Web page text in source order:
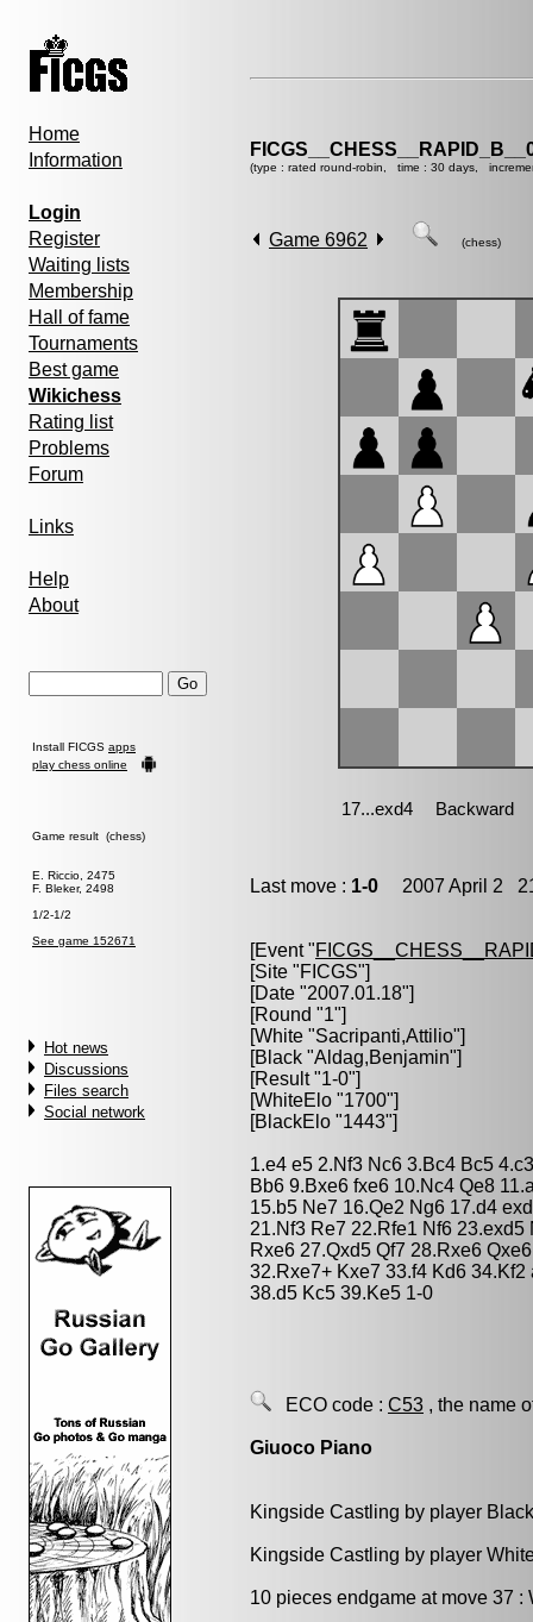
Home
Information
Login
Register
Waiting lists
Membership
Hall of fame
Tournaments
Best game
Wikichess
Rating list
Problems
Forum
Links
Help
About
Install FICGS apps
play chess online
Game result (chess)
E. Riccio, 2475
F. Bleker, 2498
1/2-1/2
See game 152671
Hot news
Discussions
Files search
Social network
(type : rated round-robin, time : 30 days,
Game 6962 (chess)
Last move : 1-0 2007 April 2
[Event "
[Site "FICGS"]
[Date "2007.01.18"]
[Round "1"]
[White "Sacripanti,Attilio"]
[Black "Aldag,Benjamin"]
[Result "1-0"]
[WhiteElo "1700"]
[BlackElo "1443"]
1.e4 e5 2.Nf3 Nc6 3.Bc4 Bc5
Bb6 9.Bxe6 fxe6 10.Nc4 Qe8
15.b5 Ne7 16.Qe2 Ng6 17.d4
21.Nf3 Re7 22.Rfe1 Nf6
Rxe6 27.Qxd5 Qf7 28.Rxe6
32.Rxe7+ Kxe7 33.f4 Kd6
38.d5 Kc5 39.Ke5 1-0
ECO code : C53 , the name
Giuoco Piano
Kingside Castling by player
Kingside Castling by player
10 pieces endgame at move 37